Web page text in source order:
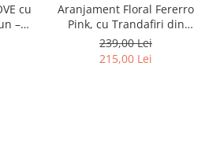
cu
–
Aranjament Floral Fererro
Pink, cu Trandafiri din
sapun
239,00 Lei
215,00 Lei